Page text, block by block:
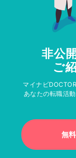
非公
ご
マイナビ
あなたの転職活
無